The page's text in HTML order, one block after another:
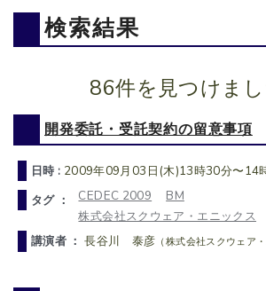
検索結果
86件を見つけまし
開発委託・受託契約の留意事項
日時 : 2009年09月03日(木)13時30分〜14
タグ ：
CEDEC 2009
BM
株式会社スクウェア・エニックス
講演者 ：長谷川 泰彦 （株式会社スクウェア